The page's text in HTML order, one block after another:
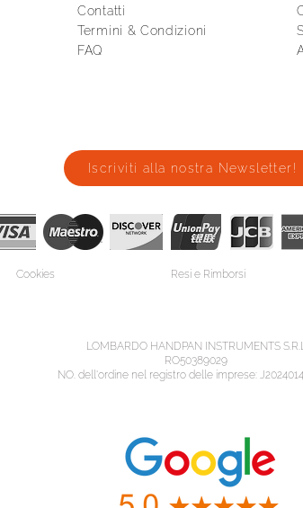
Contatti
Termini & Condizioni
FAQ
Iscriviti alla nostra Newsletter!
Cookies Resi e Rimborsi
LOMBARDO HANDPAN INSTRUMENTS
RO50389029
NO. dell'ordine nel registro delle imprese: